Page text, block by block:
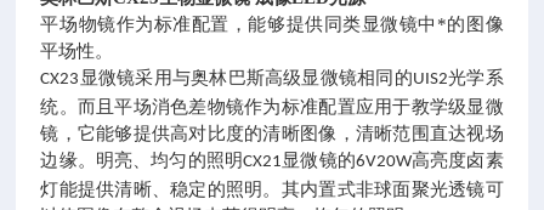
平场物镜作为标准配置，能够提供同类显微镜中*的图像
平场性。
CX23 显微镜采用与奥林巴斯高级显微镜相同的UIS2光学系
统。而且平场消色差物镜作为标准配置应用于教学级显微
镜，它能够提供高对比度的清晰图像，清晰范围直达视场
边缘。明亮、均匀的照明CX21显微镜的6V20W高亮度卤素
灯能提供清晰、稳定的照明。其内置式非球面聚光透镜可